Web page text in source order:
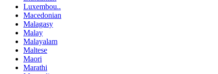
Luxembou..
Macedonian
Malagasy
Malay
Malayalam
Maltese
Maori
Marathi